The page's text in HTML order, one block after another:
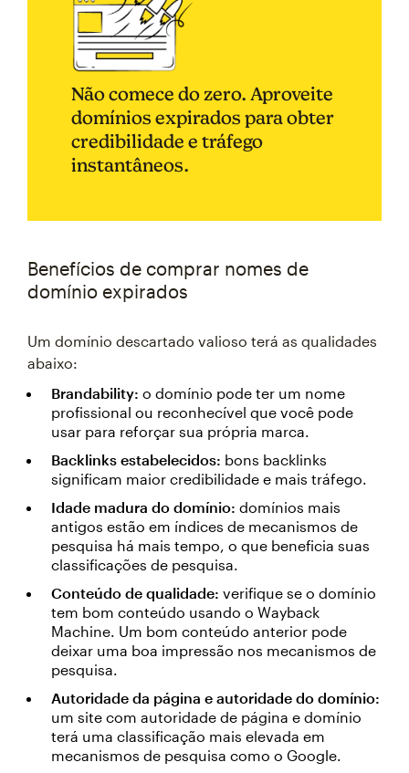
Não comece do zero. Aproveite
domínios expirados para obter
credibilidade e tráfego
instantâneos.
Benefícios de comprar nomes de
domínio expirados
Um domínio descartado valioso terá as qualidades
abaixo:
Brandability: o domínio pode ter um nome
profissional ou reconhecível que você pode
usar para reforçar sua própria marca.
Backlinks estabelecidos: bons backlinks
significam maior credibilidade e mais tráfego.
Idade madura do domínio: domínios mais
antigos estão em índices de mecanismos de
pesquisa há mais tempo, o que beneficia suas
classificações de pesquisa.
Conteúdo de qualidade: verifique se o domínio
tem bom conteúdo usando o Wayback
Machine. Um bom conteúdo anterior pode
deixar uma boa impressão nos mecanismos de
pesquisa.
Autoridade da página e autoridade do domínio:
um site com autoridade de página e domínio
terá uma classificação mais elevada em
mecanismos de pesquisa como o Google.